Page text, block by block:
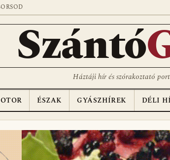
Szántó
Háztáji hír és szórakoztató
ÉSZAK GYÁSZHÍREK DÉLI